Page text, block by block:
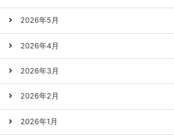
2026年5月
2026年4月
2026年3月
2026年2月
2026年1月